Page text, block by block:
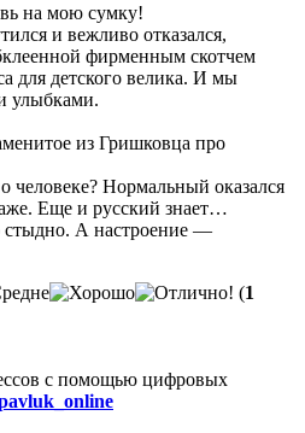
на мою сумку!
и вежливо отказался,
фирменным скотчем
детского велика. И мы
улыбками.
из Гришковца про
человеке? Нормальный оказался
Еще и русский знает…
стыдно. А настроение —
(1
с помощью цифровых